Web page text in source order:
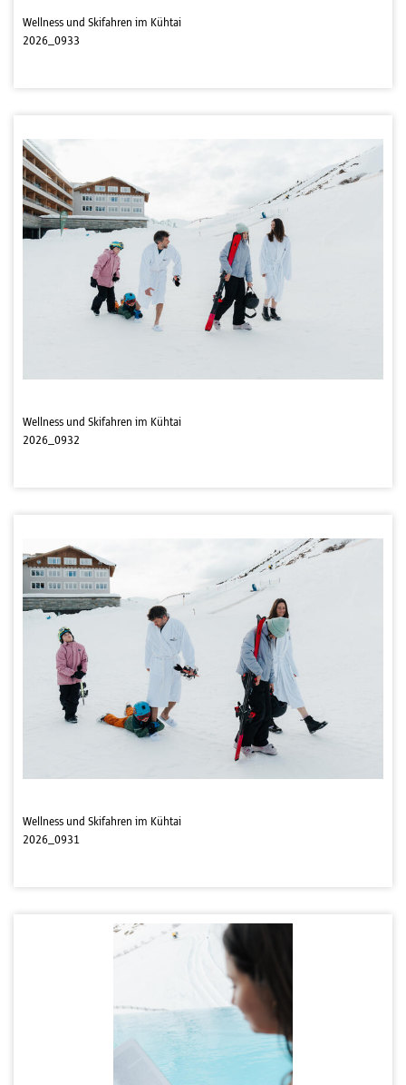
Wellness und Skifahren im Kühtai
2026_0933
Wellness und Skifahren im Kühtai
2026_0932
Wellness und Skifahren im Kühtai
2026_0931